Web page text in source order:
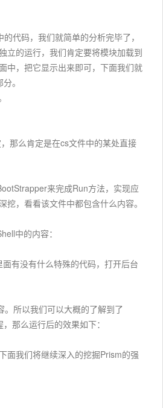
码，我们就简单的分析完毕了，
立的运行，我们肯定要将模块加载到
中，把它显示出来即可，下面我们就
。
么肯定是在cs文件中的某处直接
来完成Run方法，实现应
挖，看看该文件中都包含什么内容。
中的内容：
有没有什么特殊的代码，打开后台
所以我们可以大概的了解到了
那么运行后的效果如下：
我们将继续深入的挖掘Prism的强